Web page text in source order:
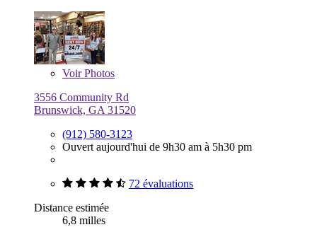
VoirPhotos
3556 Community Rd
Brunswick, GA 31520
(912) 580-3123
Ouvert aujourd'hui de 9h30 am à 5h30 pm
72 évaluations
Distance estimée
6,8 milles